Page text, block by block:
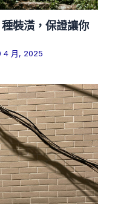
裝潢，保證讓你
4 月, 2025